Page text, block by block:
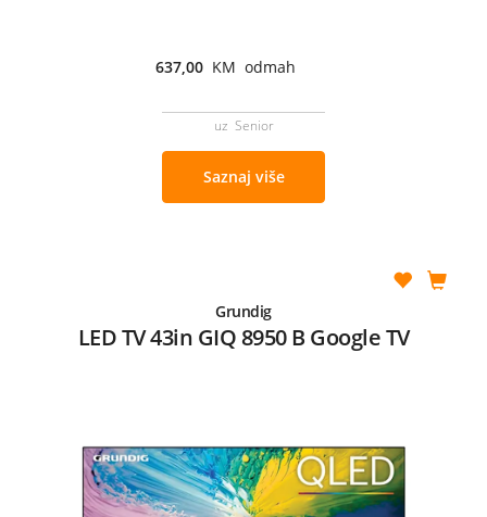
637,00 KM odmah
uz Senior
Saznaj više
Grundig
LED TV 43in GIQ 8950 B Google TV